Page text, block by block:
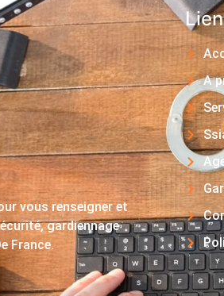
vous renseigner et
gardiennage
France.
A